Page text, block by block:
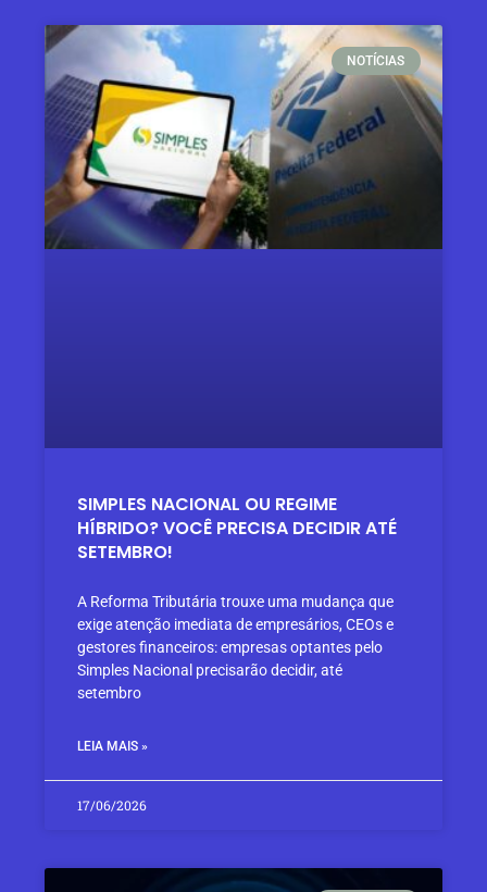
NOTÍCIAS
SIMPLES NACIONAL OU REGIME
HÍBRIDO? VOCÊ PRECISA DECIDIR ATÉ
SETEMBRO!
A Reforma Tributária trouxe uma mudança que
exige atenção imediata de empresários, CEOs e
gestores financeiros: empresas optantes pelo
Simples Nacional precisarão decidir, até
setembro
LEIA MAIS »
17/06/2026